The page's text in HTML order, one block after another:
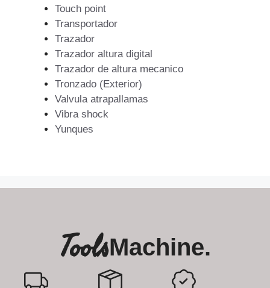
Touch point
Transportador
Trazador
Trazador altura digital
Trazador de altura mecanico
Tronzado (Exterior)
Valvula atrapallamas
Vibra shock
Yunques
ToolsMachine.